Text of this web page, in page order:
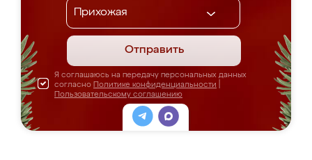
Отправить
Я соглашаюсь на передачу персональных данных
согласно Политике конфиденциальности
Пользовательскому соглашению